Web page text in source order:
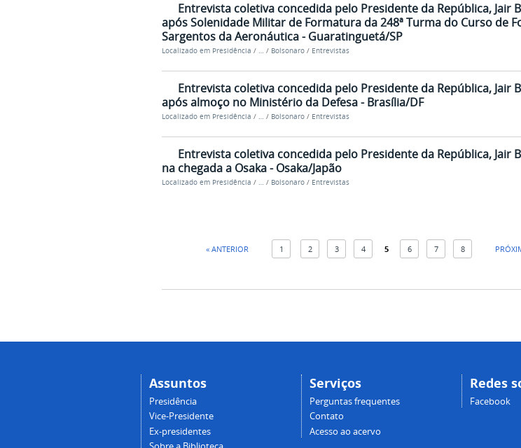
Entrevista coletiva concedida pelo Presidente da República, Jair
após Solenidade Militar de Formatura da 248ª Turma do Curso de
Sargentos da Aeronáutica - Guaratinguetá/SP
Localizado em Presidência / … / Bolsonaro / Entrevistas
Entrevista coletiva concedida pelo Presidente da República, Jair
após almoço no Ministério da Defesa - Brasília/DF
Localizado em Presidência / … / Bolsonaro / Entrevistas
Entrevista coletiva concedida pelo Presidente da República, Jair
na chegada a Osaka - Osaka/Japão
Localizado em Presidência / … / Bolsonaro / Entrevistas
« ANTERIOR 1 2 3 4 5 6 7 8
Assuntos
Presidência
Vice-Presidente
Ex-presidentes
Serviços
Perguntas frequentes
Contato
Acesso ao acervo
Redes
Facebook